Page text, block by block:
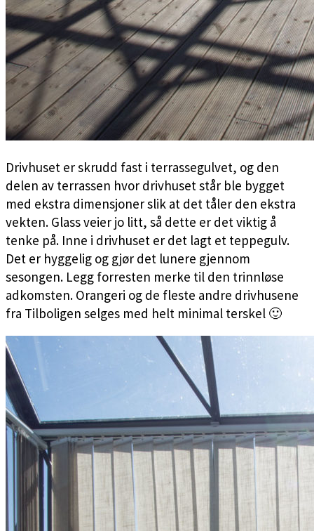
Drivhuset er skrudd fast i terrassegulvet, og den
delen av terrassen hvor drivhuset står ble bygget
med ekstra dimensjoner slik at det tåler den ekstra
vekten. Glass veier jo litt, så dette er det viktig å
tenke på. Inne i drivhuset er det lagt et teppegulv.
Det er hyggelig og gjør det lunere gjennom
sesongen. Legg forresten merke til den trinnløse
adkomsten. Orangeri og de fleste andre drivhusene
fra Tilboligen selges med helt minimal terskel 🙂